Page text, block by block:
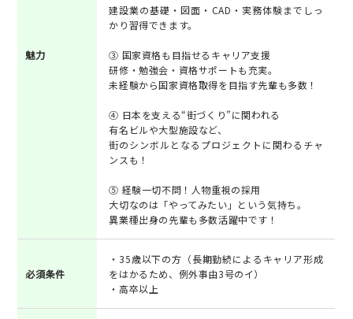
魅力
建設業の基礎・図面・CAD・実務体験までしっ
かり習得できます。
③ 国家資格も目指せるキャリア支援
研修・勉強会・資格サポートも充実。
未経験から国家資格取得を目指す先輩も多数！
④ 日本を支える“街づくり”に関われる
有名ビルや大型施設など、
街のシンボルとなるプロジェクトに関わるチャ
ンスも！
⑤ 経験一切不問！人物重視の採用
大切なのは「やってみたい」という気持ち。
異業種出身の先輩も多数活躍中です！
必須条件
・35歳以下の方（長期勤続によるキャリア形成
をはかるため、例外事由3号のイ）
・高卒以上